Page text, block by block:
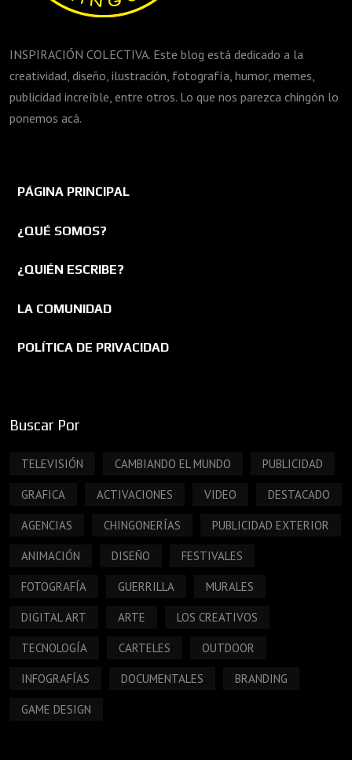
INSPIRACIÓN COLECTIVA. Este blog está dedicado a la
creatividad, diseño, ilustración, fotografía, humor, memes,
publicidad increíble, entre otros. Lo que nos parezca chingón lo
ponemos acá.
PÁGINA PRINCIPAL
¿QUÉ SOMOS?
¿QUIÉN ESCRIBE?
LA COMUNIDAD
POLÍTICA DE PRIVACIDAD
Buscar Por
TELEVISIÓN CAMBIANDO EL MUNDO PUBLICIDAD
GRAFICA ACTIVACIONES VIDEO DESTACADO
AGENCIAS CHINGONERÍAS PUBLICIDAD EXTERIOR
ANIMACIÓN DISEÑO FESTIVALES
FOTOGRAFÍA GUERRILLA MURALES
DIGITAL ART ARTE LOS CREATIVOS
TECNOLOGÍA CARTELES OUTDOOR
INFOGRAFÍAS DOCUMENTALES BRANDING
GAME DESIGN